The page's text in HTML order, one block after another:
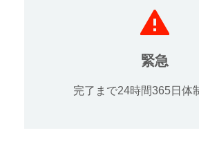
緊急
完了まで24時間365日体